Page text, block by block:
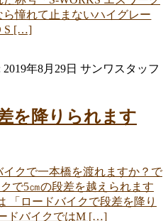
憧れて止まないハイグレー
S […]
2019年8月29日 サンワスタッフ
クで一本橋を渡れますか？で
で5㎝の段差を越えられます
「ロードバイクで段差を降り
ドバイクではM […]